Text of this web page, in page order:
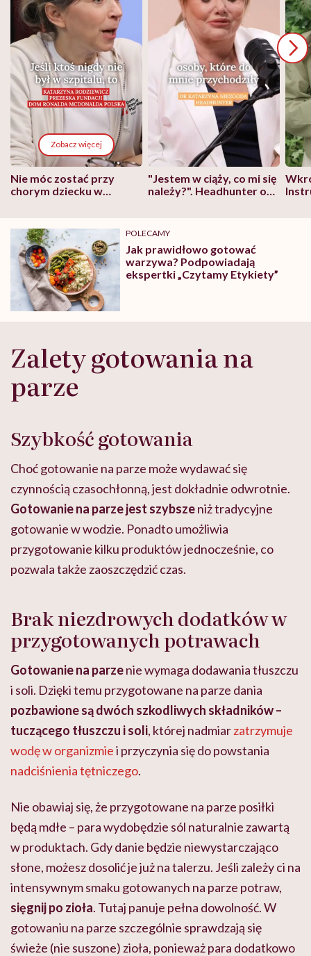
Zobacz więcej
Nie móc zostać przy
chorym dziecku w
może chyba tylko
głupota i brak
wyobraźni"
"Jestem w ciąży, co mi się
należy?". Headhunter o
pracy
POLECAMY
Jak prawidłowo gotować
warzywa? Podpowiadają
ekspertki „Czytamy Etykiety”
Zalety gotowania na
parze
Szybkość gotowania
Choć gotowanie na parze może wydawać się
czynnością czasochłonną, jest dokładnie odwrotnie.
Gotowanie na parze jest szybszeniż tradycyjne
gotowanie w wodzie. Ponadto umożliwia
przygotowanie kilku produktów jednocześnie, co
pozwala także zaoszczędzić czas.
Brak niezdrowych dodatków w
przygotowanych potrawach
Gotowanie na parzenie wymaga dodawania tłuszczu
i soli. Dzięki temu przygotowane na parze dania
pozbawione są dwóch szkodliwych składników –
tuczącego tłuszczu i soli, której nadmiarzatrzymuje
wodę w organizmiei przyczynia się do powstania
nadciśnienia tętniczego.
Nie obawiaj się, że przygotowane na parze posiłki
będą mdłe – para wydobędzie sól naturalnie zawartą
w produktach. Gdy danie będzie niewystarczająco
słone, możesz dosolić je już na talerzu. Jeśli zależy ci na
intensywnym smaku gotowanych na parze potraw,
sięgnij po zioła. Tutaj panuje pełna dowolność. W
gotowaniu na parze szczególnie sprawdzają się
świeże (nie suszone) zioła, ponieważ para dodatkowo